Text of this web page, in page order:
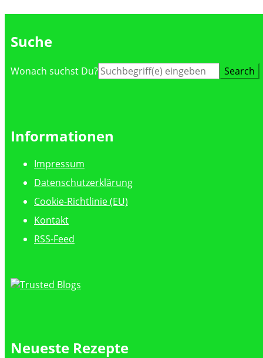
Suche
Suche
Wonach suchst Du?
Informationen
Impressum
Datenschutzerklärung
Cookie-Richtlinie (EU)
Kontakt
RSS-Feed
Neueste Rezepte